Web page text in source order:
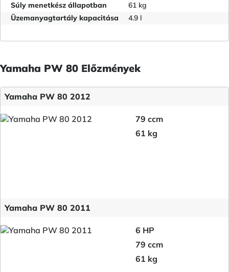
Súly menetkész állapotban
61 kg
Üzemanyagtartály kapacitása
4.9 l
Yamaha PW 80 Előzmények
Yamaha PW 80 2012
79 ccm
61 kg
Yamaha PW 80 2011
6 HP
79 ccm
61 kg